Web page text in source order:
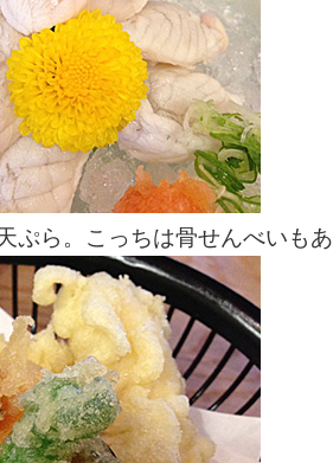
ぷら。こっちは骨せんべいも